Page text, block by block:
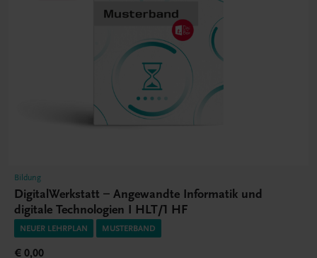
Bildung
DigitalWerkstatt – Angewandte Informatik und
digitale Technologien I HLT/1 HF
NEUER LEHRPLAN MUSTERBAND
€ 0,00